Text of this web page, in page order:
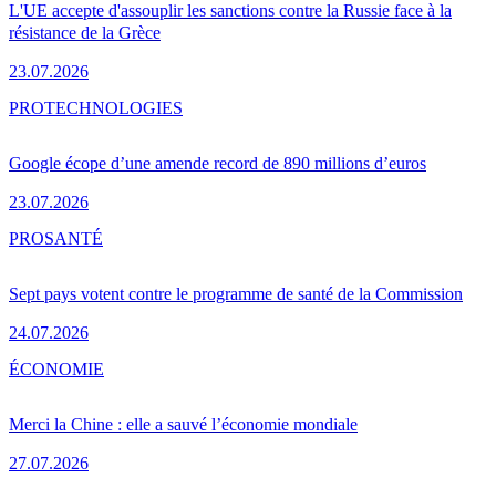
L'UE accepte d'assouplir les sanctions contre la Russie face à la
résistance de la Grèce
23.07.2026
Google écope d’une amende record de 890 millions d’euros
23.07.2026
PROTECHNOLOGIES
Sept pays votent contre le programme de santé de la Commission
24.07.2026
PROSANTÉ
Merci la Chine : elle a sauvé l’économie mondiale
27.07.2026
ÉCONOMIE